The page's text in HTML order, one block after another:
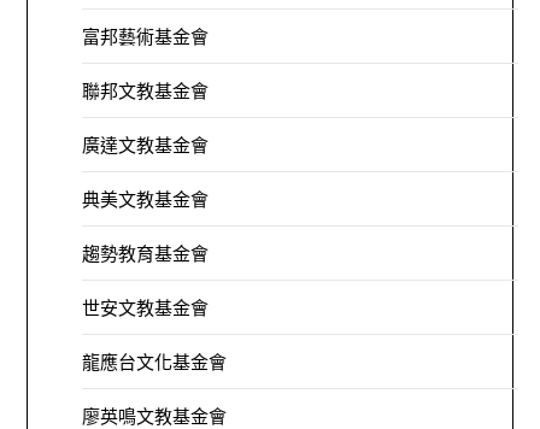
富邦藝術基金會
聯邦文教基金會
廣達文教基金會
典美文教基金會
趨勢教育基金會
世安文教基金會
龍應台文化基金會
廖英鳴文教基金會